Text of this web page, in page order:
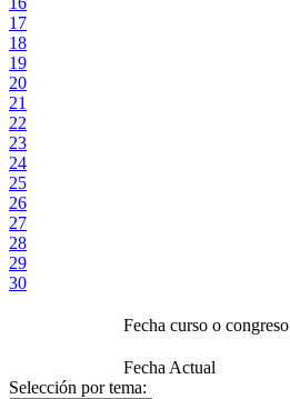
17
18
19
20
21
22
23
24
25
26
27
28
29
30
Fecha curso o congreso
Fecha Actual
Selección por tema: